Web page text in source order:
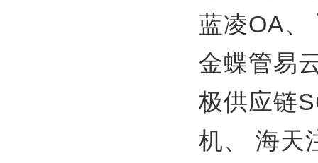
蓝凌OA、
金蝶管易
极供应链
机、
海天